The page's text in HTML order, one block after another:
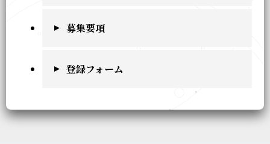
募集要項
登録フォーム